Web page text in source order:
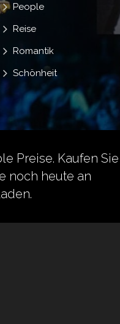
People
Reise
Romantik
Schönheit
Preise. Kaufen Sie
noch heute an